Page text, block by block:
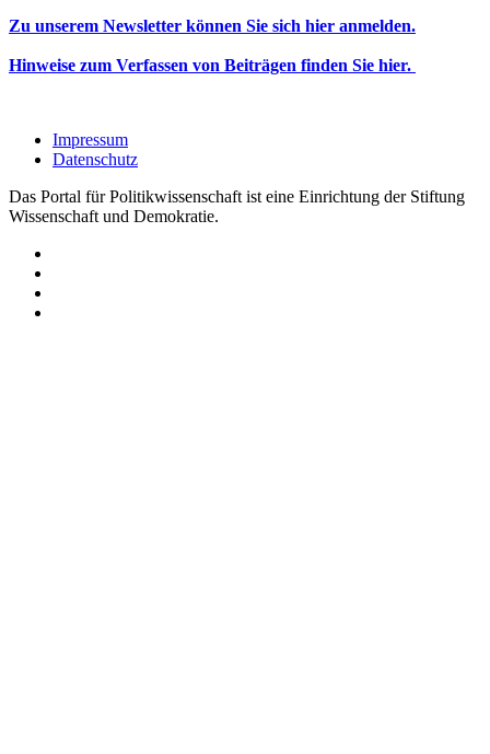
Zu unserem Newsletter können Sie sich hier anmelden.
Hinweise zum Verfassen von Beiträgen finden Sie hier.
Impressum
Datenschutz
Das Portal für Politikwissenschaft ist eine Einrichtung der Stiftung
Wissenschaft und Demokratie.